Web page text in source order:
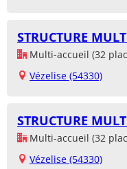
STRUCTURE
Multi-accueil (32
Vézelise (54330)
STRUCTURE
Multi-accueil (32
Vézelise (54330)